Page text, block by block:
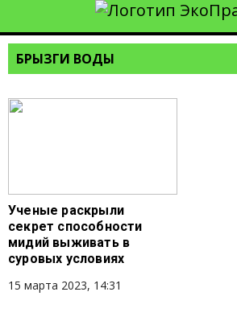
БРЫЗГИ ВОДЫ
Ученые раскрыли
секрет способности
мидий выживать в
суровых условиях
15 марта 2023, 14:31